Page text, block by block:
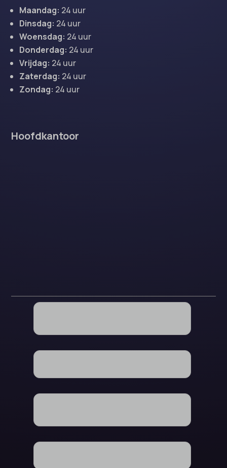
Maandag: 24 uur
Dinsdag: 24 uur
Woensdag: 24 uur
Donderdag: 24 uur
Vrijdag: 24 uur
Zaterdag: 24 uur
Zondag: 24 uur
Hoofdkantoor